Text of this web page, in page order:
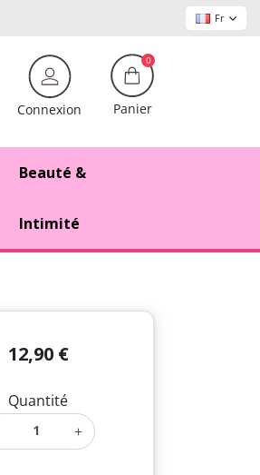
Fr
Connexion
0
Panier
Beauté &
Intimité
12,90 €
Quantité
+